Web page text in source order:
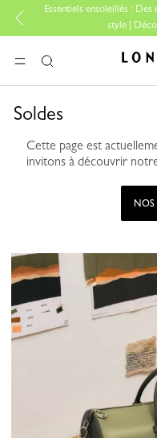
Essentiels ensoleillés : Des
style |
MENURechercher
Soldes
Cette page est
invitons à découvrir